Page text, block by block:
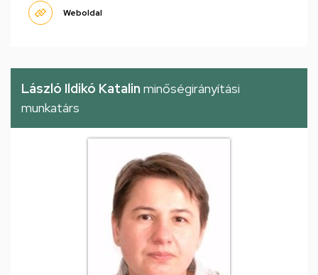
Weboldal
László Ildikó Katalin minőségirányítási
munkatárs